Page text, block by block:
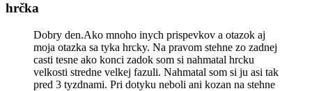
hrčka
Dobry den.Ako mnoho inych prispevkov a otazok aj
moja otazka sa tyka hrcky. Na pravom stehne zo zadnej
casti tesne ako konci zadok som si nahmatal hrcku
velkosti stredne velkej fazuli. Nahmatal som si ju asi tak
pred 3 tyzdnami. Pri dotyku neboli ani kozan na stehne